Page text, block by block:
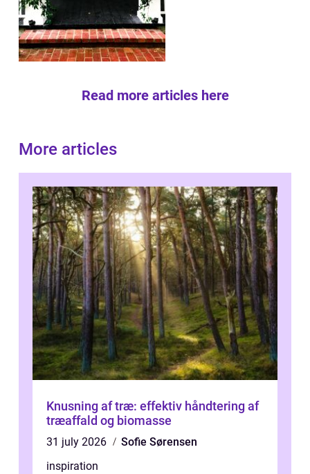
Read more articles here
More articles
Knusning af træ: effektiv håndtering af
træaffald og biomasse
31 july 2026
Sofie Sørensen
inspiration